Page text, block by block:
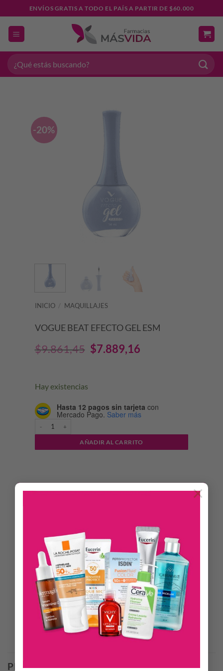
×
al
contenido
ENVÍOS GRATIS A TODO EL PAÍS A PARTIR DE $60.000
Buscar
por:
-20%
INICIO / MAQUILLAJES
VOGUE BEAT EFECTO GEL ESM
$9.861,45 El
$9.861,45.
$7.889,16
$7.889,16.
Hay existencias
Hasta 12 pagos sin tarjeta con
Mercado Pago. Saber más
VOGUE BEAT EFECTO GEL ESM cantidad
AÑADIR AL CARRITO
DESCRIPCIÓN
Esmaltes Efecto Gel de la nueva colección Latin Flow Fest.
Lucí un increíble color y brillo hasta por 10 días con Biotina y
Argán.
En solo 2 pasos: elegí tu color favorito de la colección y aplicá
brillo Diamante para una mayor duración (se vende por
separado).
Productos Relacionados
PRODUCTOS RELACIONADOS